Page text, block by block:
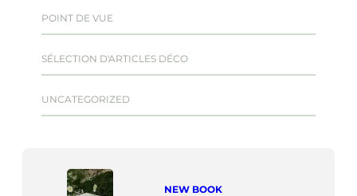
POINT DE VUE
SÉLECTION D'ARTICLES DÉCO
UNCATEGORIZED
NEW BOOK